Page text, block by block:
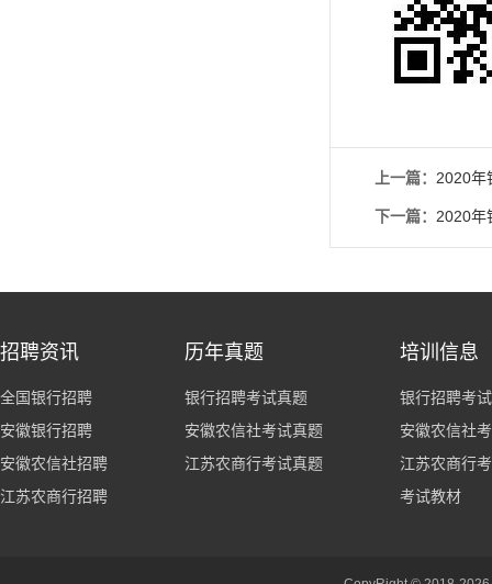
上一篇： 2020年
下一篇： 2020年
招聘资讯
全国银行招聘
安徽银行招聘
安徽农信社招聘
江苏农商行招聘
历年真题
银行招聘考试真题
安徽农信社考试真题
江苏农商行考试真题
培训信息
银行招聘考
安徽农信社
江苏农商行
考试教材